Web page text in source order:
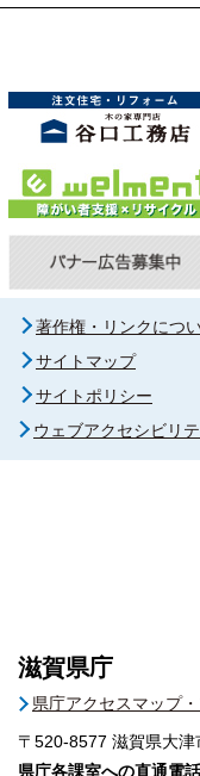
著作権・リンクにつ
サイトマップ
サイトポリシー
ウェブアクセシビリ
滋賀県庁
県庁アクセスマップ
〒520-8577 滋賀県大
県庁各課室への直通電